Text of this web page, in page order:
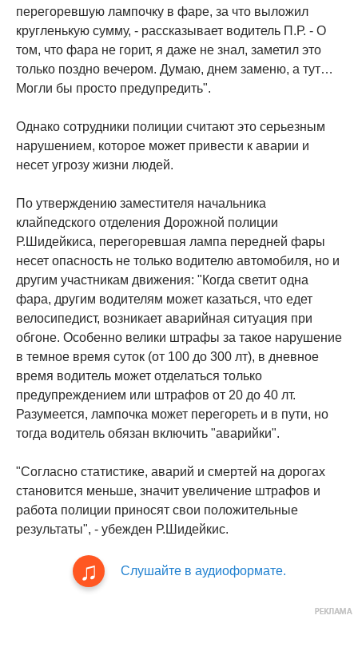
перегоревшую лампочку в фаре, за что выложил
кругленькую сумму, - рассказывает водитель П.Р. - О
том, что фара не горит, я даже не знал, заметил это
только поздно вечером. Думаю, днем заменю, а тут…
Могли бы просто предупредить".
Однако сотрудники полиции считают это серьезным
нарушением, которое может привести к аварии и
несет угрозу жизни людей.
По утверждению заместителя начальника
клайпедского отделения Дорожной полиции
Р.Шидейкиса, перегоревшая лампа передней фары
несет опасность не только водителю автомобиля, но и
другим участникам движения: "Когда светит одна
фара, другим водителям может казаться, что едет
велосипедист, возникает аварийная ситуация при
обгоне. Особенно велики штрафы за такое нарушение
в темное время суток (от 100 до 300 лт), в дневное
время водитель может отделаться только
предупреждением или штрафов от 20 до 40 лт.
Разумеется, лампочка может перегореть и в пути, но
тогда водитель обязан включить "аварийки".
"Согласно статистике, аварий и смертей на дорогах
становится меньше, значит увеличение штрафов и
работа полиции приносят свои положительные
результаты", - убежден Р.Шидейкис.
Слушайте в аудиоформате.